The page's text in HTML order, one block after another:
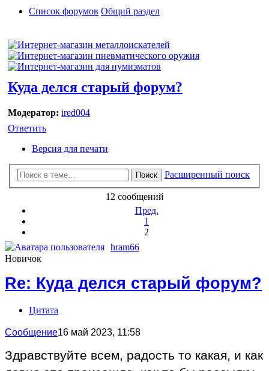
Список форумов Общий раздел
Куда делся старый форум?
Модератор: ired004
Ответить
Версия для печати
Поиск Расширенный поиск
12 сообщений
Пред.
1
2
hram66
Новичок
Re: Куда делся старый форум?
Цитата
Сообщение16 май 2023, 11:58
Здравствуйте всем, радость то какая, и как